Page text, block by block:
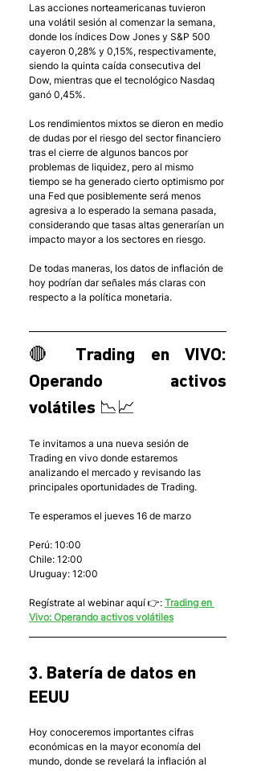
Las acciones norteamericanas tuvieron
una volátil sesión al comenzar la semana,
donde los índices Dow Jones y S&P 500
cayeron 0,28% y 0,15%, respectivamente,
siendo la quinta caída consecutiva del
Dow, mientras que el tecnológico Nasdaq
ganó 0,45%.
Los rendimientos mixtos se dieron en medio
de dudas por el riesgo del sector financiero
tras el cierre de algunos bancos por
problemas de liquidez, pero al mismo
tiempo se ha generado cierto optimismo por
una Fed que posiblemente será menos
agresiva a lo esperado la semana pasada,
considerando que tasas altas generarían un
impacto mayor a los sectores en riesgo.
De todas maneras, los datos de inflación de
hoy podrían dar señales más claras con
respecto a la política monetaria.
🔴 Trading en VIVO:
Operando activos
volátiles 📉📈
Te invitamos a una nueva sesión de
Trading en vivo donde estaremos
analizando el mercado y revisando las
principales oportunidades de Trading.
Te esperamos el jueves 16 de marzo
Perú: 10:00
Chile: 12:00
Uruguay: 12:00
Regístrate al webinar aquí 👉: Trading en
Vivo: Operando activos volátiles
3. Batería de datos en
EEUU
Hoy conoceremos importantes cifras
económicas en la mayor economía del
mundo, donde se revelará la inflación al